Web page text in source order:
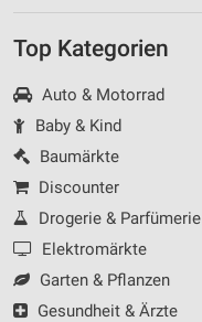
Top Kategorien
Auto & Motorrad
Baby & Kind
Baumärkte
Discounter
Drogerie & Parfümerie
Elektromärkte
Garten & Pflanzen
Gesundheit & Ärzte